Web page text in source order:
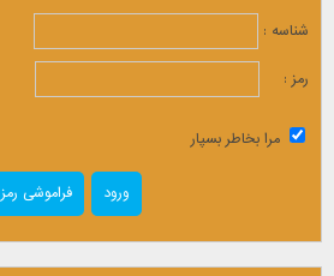
شناسه :
رمز :
مرا بخاطر بسپار
فراموشی رمز